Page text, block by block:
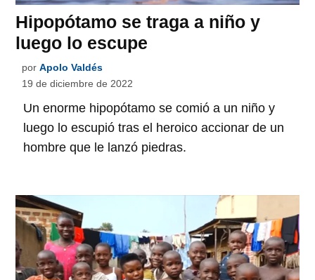
Hipopótamo se traga a niño y
luego lo escupe
por Apolo Valdés
19 de diciembre de 2022
Un enorme hipopótamo se comió a un niño y
luego lo escupió tras el heroico accionar de un
hombre que le lanzó piedras.